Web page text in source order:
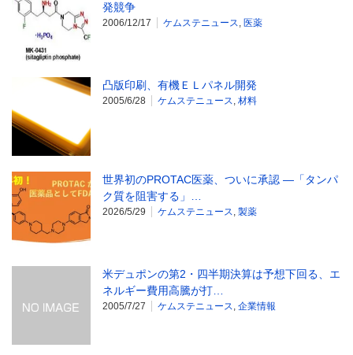
発競争
2006/12/17 ケムステニュース, 医薬
凸版印刷、有機ＥＬパネル開発
2005/6/28 ケムステニュース, 材料
世界初のPROTAC医薬、ついに承認 ―「タンパ
ク質を阻害する」…
2026/5/29 ケムステニュース, 製薬
米デュポンの第2・四半期決算は予想下回る、エ
ネルギー費用高騰が打…
2005/7/27 ケムステニュース, 企業情報